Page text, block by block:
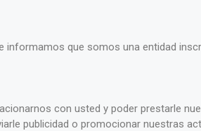
que somos una entidad
con usted y poder prestarle
publicidad o promocionar nuestras